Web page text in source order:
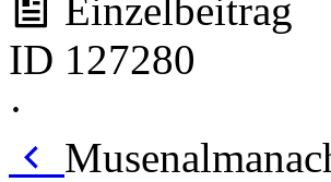
Einzelbeitrag
ID 127280
·